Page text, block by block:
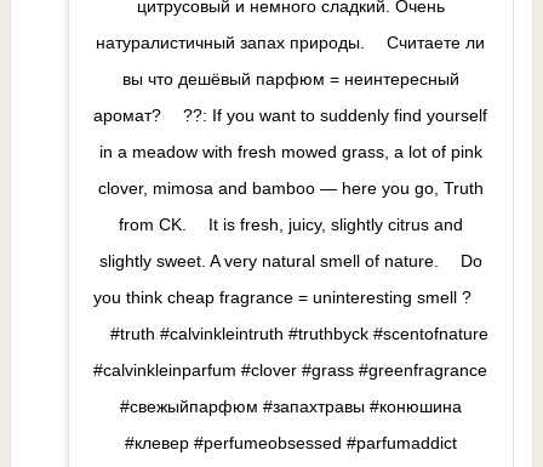
цитрусовый и немного сладкий. Очень
натуралистичный запах природы. ⠀ Считаете ли
вы что дешёвый парфюм = неинтересный
аромат? ⠀ ??: If you want to suddenly find yourself
in a meadow with fresh mowed grass, a lot of pink
clover, mimosa and bamboo — here you go, Truth
from CK. ⠀ It is fresh, juicy, slightly citrus and
slightly sweet. A very natural smell of nature. ⠀ Do
you think cheap fragrance = uninteresting smell ? ⠀
⠀ #truth #calvinkleintruth #truthbyck #scentofnature
#calvinkleinparfum #clover #grass #greenfragrance
#свежыйпарфюм #запахтравы #конюшина
#клевер #perfumeobsessed #parfumaddict